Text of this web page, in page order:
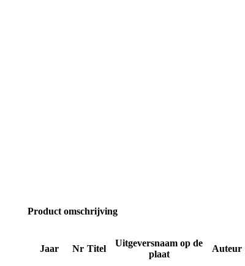
Product omschrijving
Jaar Nr Titel
Uitgeversnaam op de
plaat
Auteur